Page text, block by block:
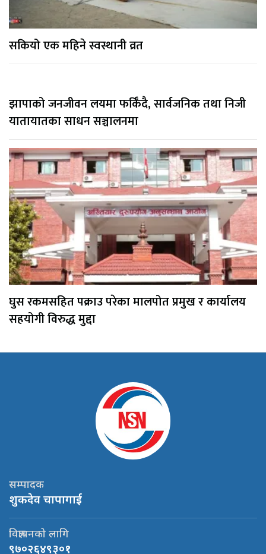
सकियो एक महिने स्वस्थानी व्रत
झापाको जनजीवन लयमा फर्किँदै, सार्वजनिक तथा निजी
यातायातका साधन सञ्चालनमा
घुस रकमसहित पक्राउ परेका मालपोत प्रमुख र कार्यालय
सहयोगी विरुद्ध मुद्दा
सम्पादक
शुकदेव चापागाई
विज्ञापनको लागि
९७०२६४९३०१